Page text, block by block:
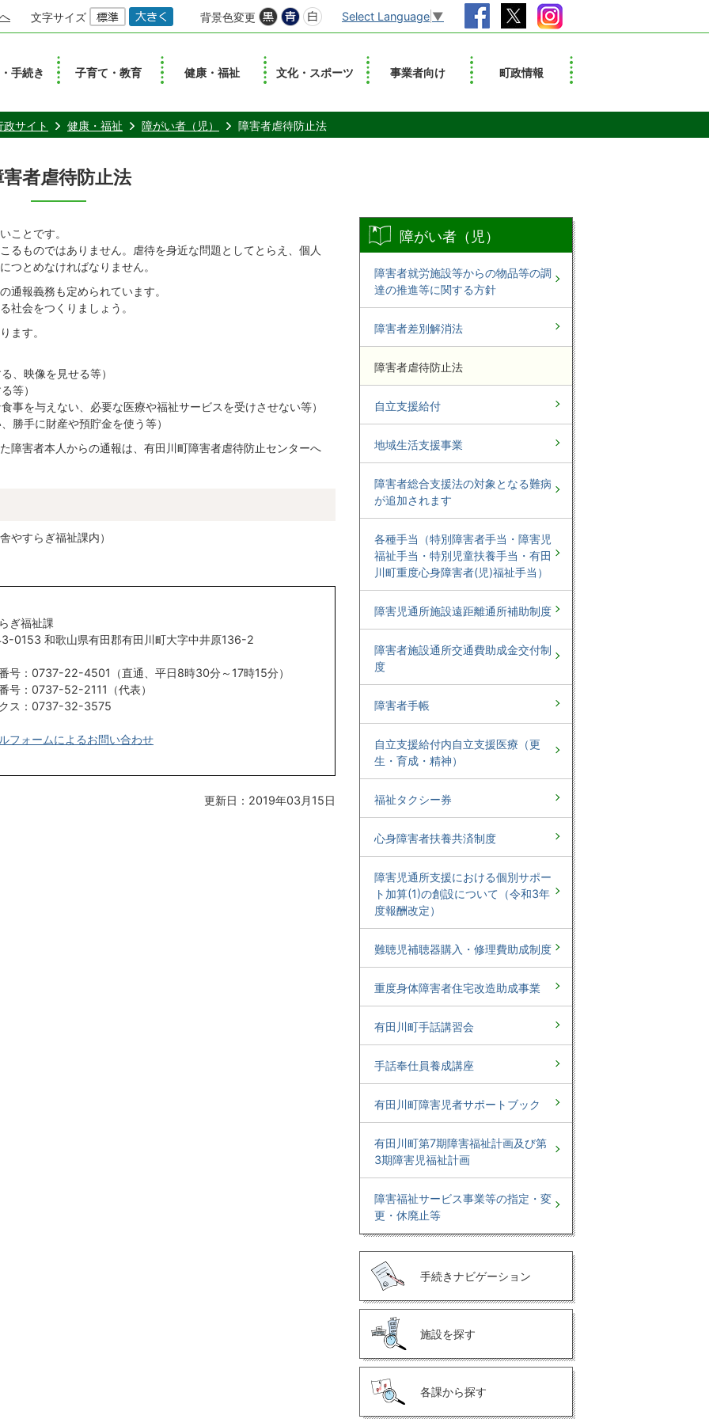
文字サイズ 背景色変更 Select Language ▼
手続き 子育て・教育 健康・福祉 文化・スポーツ 事業者向け 町政情報
サイト 健康・福祉 障がい者（児） 障害者虐待防止法
者虐待防止法
ことです。
るものではありません。虐待を身近な問題としてとらえ、個人
つとめなければなりません。
通報義務も定められています。
社会をつくりましょう。
ます。
、映像を見せる等）
等）
事を与えない、必要な医療や福祉サービスを受けさせない等）
勝手に財産や預貯金を使う等）
障害者本人からの通報は、有田川町障害者虐待防止センターへ
やすらぎ福祉課内）
ぎ福祉課
0153 和歌山県有田郡有田川町大字中井原136-2
号：0737-22-4501（直通、平日8時30分～17時15分）
号：0737-52-2111（代表）
ス：0737-32-3575
フォームによるお問い合わせ
更新日：2019年03月15日
障がい者（児）
障害者就労施設等からの物品等の調
達の推進等に関する方針
障害者差別解消法
障害者虐待防止法
自立支援給付
地域生活支援事業
障害者総合支援法の対象となる難病
が追加されます
各種手当（特別障害者手当・障害児
福祉手当・特別児童扶養手当・有田
川町重度心身障害者(児)福祉手当）
障害児通所施設遠距離通所補助制度
障害者施設通所交通費助成金交付制
度
障害者手帳
自立支援給付内自立支援医療（更
生・育成・精神）
福祉タクシー券
心身障害者扶養共済制度
障害児通所支援における個別サポー
ト加算(1)の創設について（令和3年
度報酬改定）
難聴児補聴器購入・修理費助成制度
重度身体障害者住宅改造助成事業
有田川町手話講習会
手話奉仕員養成講座
有田川町障害児者サポートブック
有田川町第7期障害福祉計画及び第
3期障害児福祉計画
障害福祉サービス事業等の指定・変
更・休廃止等
手続きナビゲーション
施設を探す
各課から探す